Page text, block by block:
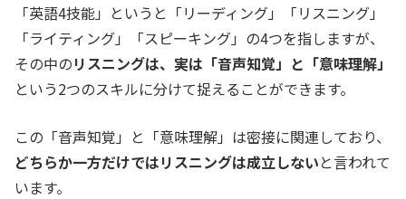
「英語4技能」というと「リーディング」「リスニング」
「ライティング」「スピーキング」の4つを指しますが、
その中のリスニングは、実は「音声知覚」と「意味理解」
という2つのスキルに分けて捉えることができます。
この「音声知覚」と「意味理解」は密接に関連しており、
どちらか一方だけではリスニングは成立しないと言われて
います。